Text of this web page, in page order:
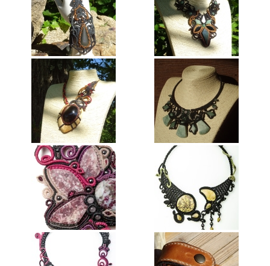
Annie Hostein Mortier
Quas’art ceramic
Danièle Raya-Moreno
Anne-Lise Roussy
Thanh Violet
Arts plastiques
Isabelle Tahon
Lise Van Baaren
Stéphanie van Poppel
Verre
Georges et Monique Stahl